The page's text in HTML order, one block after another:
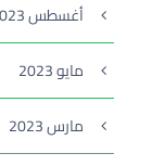
أغسطس 2023
مايو 2023
مارس 2023